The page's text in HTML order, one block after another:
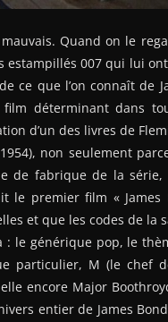
Quand on le
estampillés 007 qui lui
ce que l’on connaît de
film déterminant dans
d’un des livres de
non seulement parce
de fabrique de la
le premier film « James
et que les codes de la
le générique pop, le
particulier, M (le chef
encore Major
entier de James